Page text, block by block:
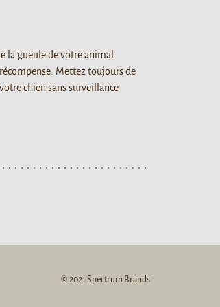
la gueule de votre animal.
Mettez toujours de
chien sans surveillance
© 2021 Spectrum Brands